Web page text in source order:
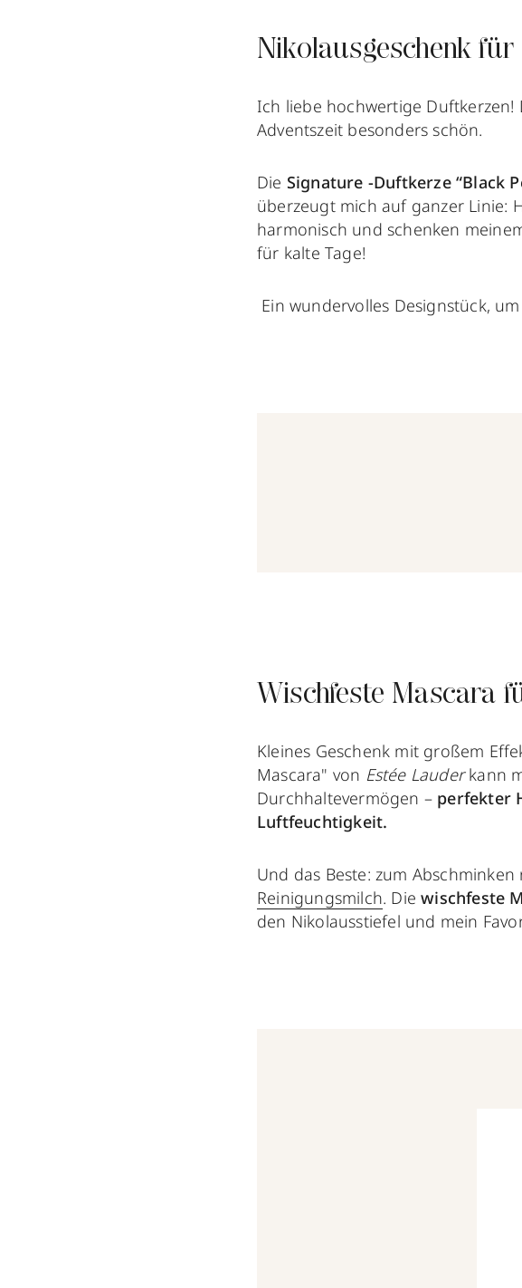
Nikolausgeschenk
Ich liebe hochwertige Duftkerzen!
Adventszeit besonders schön.
Die Signature -Duftkerze “Black
überzeugt mich auf ganzer Linie:
harmonisch und schenken
für kalte Tage!
Ein wundervolles Designstück,
Wischfeste Mascara
Kleines Geschenk mit großem
Mascara" von Estée Lauderkann
Durchhaltevermögen – perfekter
Luftfeuchtigkeit.
Und das Beste: zum
Reinigungsmilch. Diewischfeste
den Nikolausstiefel und mein